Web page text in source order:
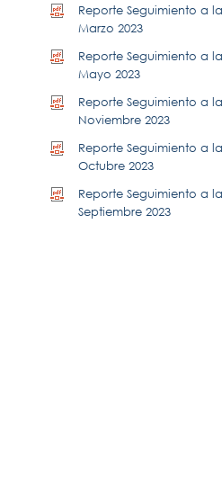
Reporte Seguimiento a
Marzo 2023
Reporte Seguimiento a
Mayo 2023
Reporte Seguimiento a
Noviembre 2023
Reporte Seguimiento a
Octubre 2023
Reporte Seguimiento a
Septiembre 2023